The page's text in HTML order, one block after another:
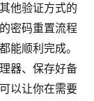
他验证方式的
密码重置流程
能顺利完成。
器、保存好备
以让你在需要